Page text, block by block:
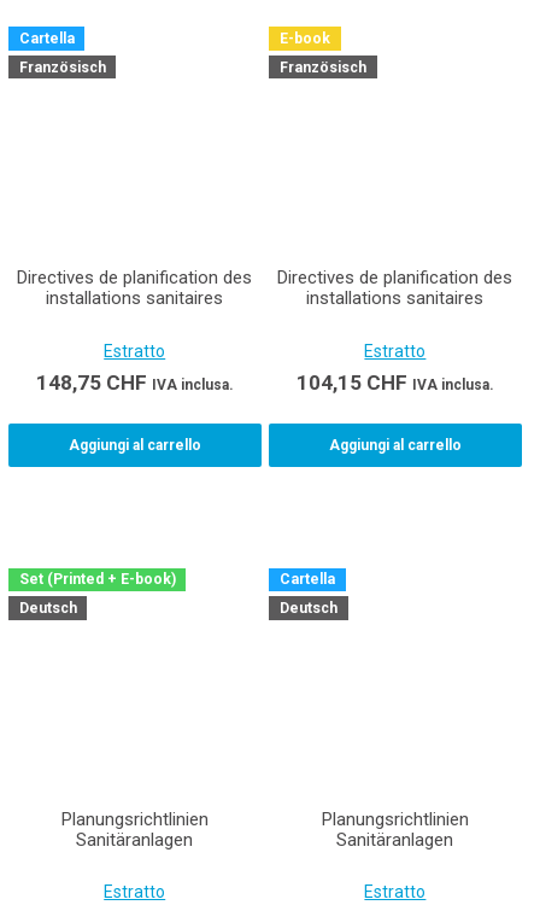
Cartella
Französisch
Directives de planification des
installations sanitaires
Estratto
148,75 CHF IVA inclusa.
Aggiungi al carrello
E-book
Französisch
Directives de planification des
installations sanitaires
Estratto
104,15 CHF IVA inclusa.
Aggiungi al carrello
Set (Printed + E-book)
Deutsch
Planungsrichtlinien
Sanitäranlagen
Estratto
Cartella
Deutsch
Planungsrichtlinien
Sanitäranlagen
Estratto